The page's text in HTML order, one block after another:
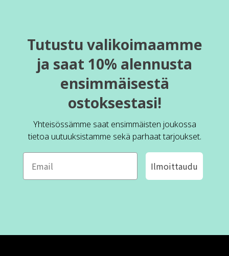
Tutustu valikoimaamme
ja saat 10% alennusta
ensimmäisestä
ostoksestasi!
Yhteisössämme saat ensimmäisten joukossa
tietoa uutuuksistamme sekä parhaat tarjoukset.
Ilmoittaudu